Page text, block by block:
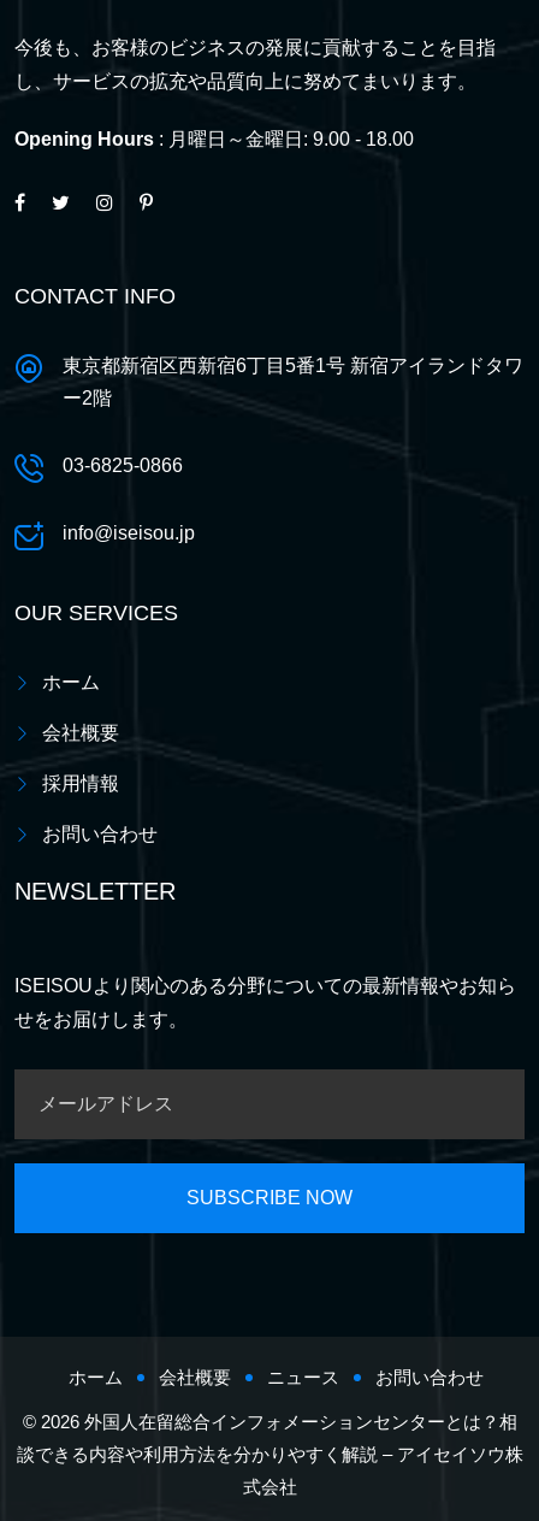
今後も、お客様のビジネスの発展に貢献することを目指
し、サービスの拡充や品質向上に努めてまいります。
Opening Hours : 月曜日～金曜日: 9.00 - 18.00
CONTACT INFO
東京都新宿区西新宿6丁目5番1号 新宿アイランドタワ
ー2階
03-6825-0866
info@iseisou.jp
OUR SERVICES
ホーム
会社概要
採用情報
お問い合わせ
NEWSLETTER
ISEISOUより関心のある分野についての最新情報やお知ら
せをお届けします。
ホーム 会社概要 ニュース お問い合わせ
© 2026 外国人在留総合インフォメーションセンターとは？相
談できる内容や利用方法を分かりやすく解説 – アイセイソウ株
式会社